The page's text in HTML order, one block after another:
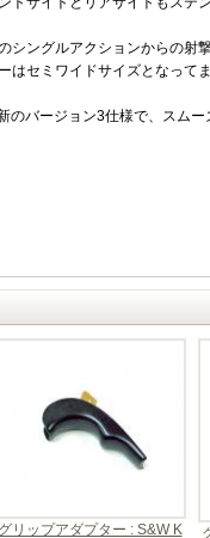
シングルアクションからの射
はセミワイドサイズとなってま
のバージョン3仕様で、スム
グリップアダプター : S&W K